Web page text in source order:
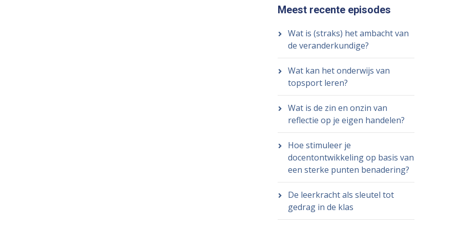
Meest recente episodes
Wat is (straks) het ambacht van
de veranderkundige?
Wat kan het onderwijs van
topsport leren?
Wat is de zin en onzin van
reflectie op je eigen handelen?
Hoe stimuleer je
docentontwikkeling op basis van
een sterke punten benadering?
De leerkracht als sleutel tot
gedrag in de klas